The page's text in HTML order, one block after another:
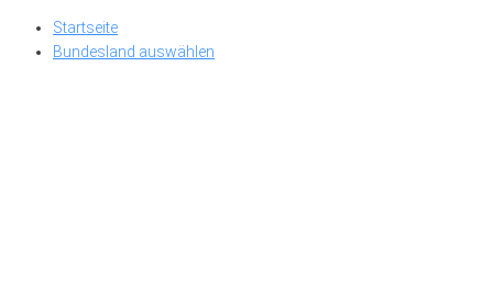
Skip
Startseite
Bundesland auswählen